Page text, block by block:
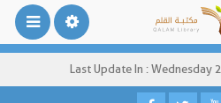
Last Update In : Wednesday